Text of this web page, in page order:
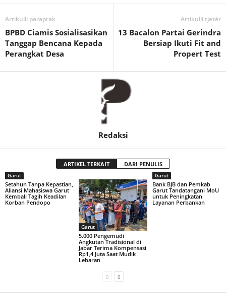
Artikulli paraprak
BPBD Ciamis Sosialisasikan
Tanggap Bencana Kepada
Perangkat Desa
Artikulli tjetër
13 Bacalon Partai Gerindra
Bersiap Ikuti Fit and
Propert Test
Redaksi
ARTIKEL TERKAIT DARI PENULIS
Garut
Setahun Tanpa Kepastian,
Aliansi Mahasiswa Garut
Kembali Tagih Keadilan
Korban Pendopo
Garut
5.000 Pengemudi
Angkutan Tradisional di
Jabar Terima Kompensasi
Rp1,4 Juta Saat Mudik
Lebaran
Garut
Bank BJB dan Pemkab
Garut Tandatangani MoU
untuk Peningkatan
Layanan Perbankan